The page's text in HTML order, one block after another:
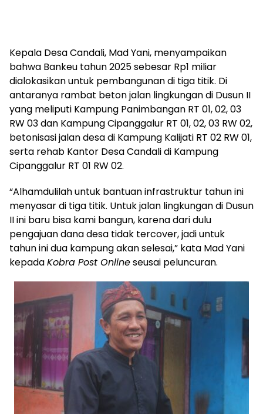
Kepala Desa Candali, Mad Yani, menyampaikan
bahwa Bankeu tahun 2025 sebesar Rp1 miliar
dialokasikan untuk pembangunan di tiga titik. Di
antaranya rambat beton jalan lingkungan di Dusun II
yang meliputi Kampung Panimbangan RT 01, 02, 03
RW 03 dan Kampung Cipanggalur RT 01, 02, 03 RW 02,
betonisasi jalan desa di Kampung Kalijati RT 02 RW 01,
serta rehab Kantor Desa Candali di Kampung
Cipanggalur RT 01 RW 02.
“Alhamdulilah untuk bantuan infrastruktur tahun ini
menyasar di tiga titik. Untuk jalan lingkungan di Dusun
II ini baru bisa kami bangun, karena dari dulu
pengajuan dana desa tidak tercover, jadi untuk
tahun ini dua kampung akan selesai,” kata Mad Yani
kepadaKobra Post Onlineseusai peluncuran.